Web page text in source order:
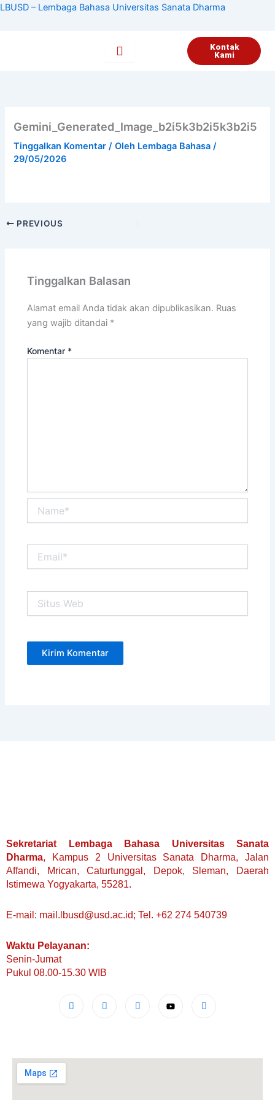
Lewati
LBUSD – Lembaga Bahasa Universitas Sanata Dharma
Kontak
Kami
Gemini_Generated_Image_b2i5k3b2i5k3b2i5
Tinggalkan Komentar / Oleh Lembaga Bahasa/
29/05/2026
PREVIOUS
Tinggalkan Balasan
Alamat email Anda tidak akan dipublikasikan. Ruas
yang wajib ditandai *
Komentar *
Web
Sekretariat Lembaga Bahasa Universitas Sanata
Dharma, Kampus 2 Universitas Sanata Dharma, Jalan
Affandi, Mrican, Caturtunggal, Depok, Sleman, Daerah
Istimewa Yogyakarta, 55281.
E-mail: mail.lbusd@usd.ac.id; Tel. +62 274 540739
Waktu Pelayanan:
Senin-Jumat
Pukul 08.00-15.30 WIB